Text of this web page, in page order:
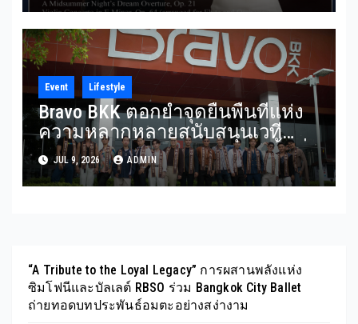
กรกฎาคมนี้
Event Lifestyle
Bravo BKK ตอกย้ำจุดยืนพื้นที่แห่ง
ความหลากหลายสนับสนุนเวที
Mister Gay Thailand 2026 เปิดพื้นที่
ส่งต่อแรงบันดาลใจและความเท่า
เทียมสู่สังคม
JUL 9, 2026 ADMIN
“A Tribute to the Loyal Legacy” การผสานพลังแห่ง
ซิมโฟนีและบัลเลต์ RBSO ร่วม Bangkok City Ballet
ถ่ายทอดบทประพันธ์อมตะอย่างสง่างาม